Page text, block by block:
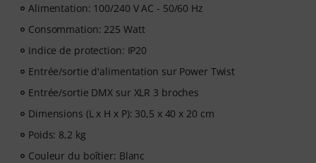
Alimentation: 100/240 V AC - 50/60 Hz
Consommation: 225 Watt
Indice de protection: IP20
Entrée/sortie d'alimentation sur Power Twist
Entrée/sortie DMX sur XLR 3 broches
Dimensions (L x H x P): 30,5 x 40 x 20 cm
Poids: 8,2 kg
Couleur du boîtier: Blanc